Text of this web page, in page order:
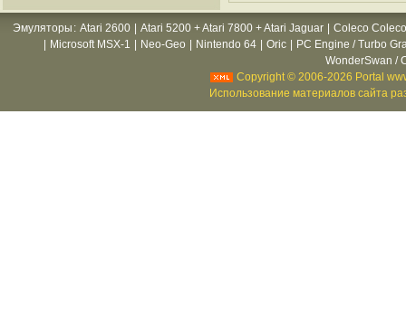
Эмуляторы : Atari 2600 Atari 5200 + Atari 7800 + Atari Jaguar
Coleco
Microsoft MSX-1 Neo-Geo Nintendo 64 Oric
PC Engine / Turbo
WonderSwan /
Copyright © 2006-2026 Portal
Использование материалов сайта